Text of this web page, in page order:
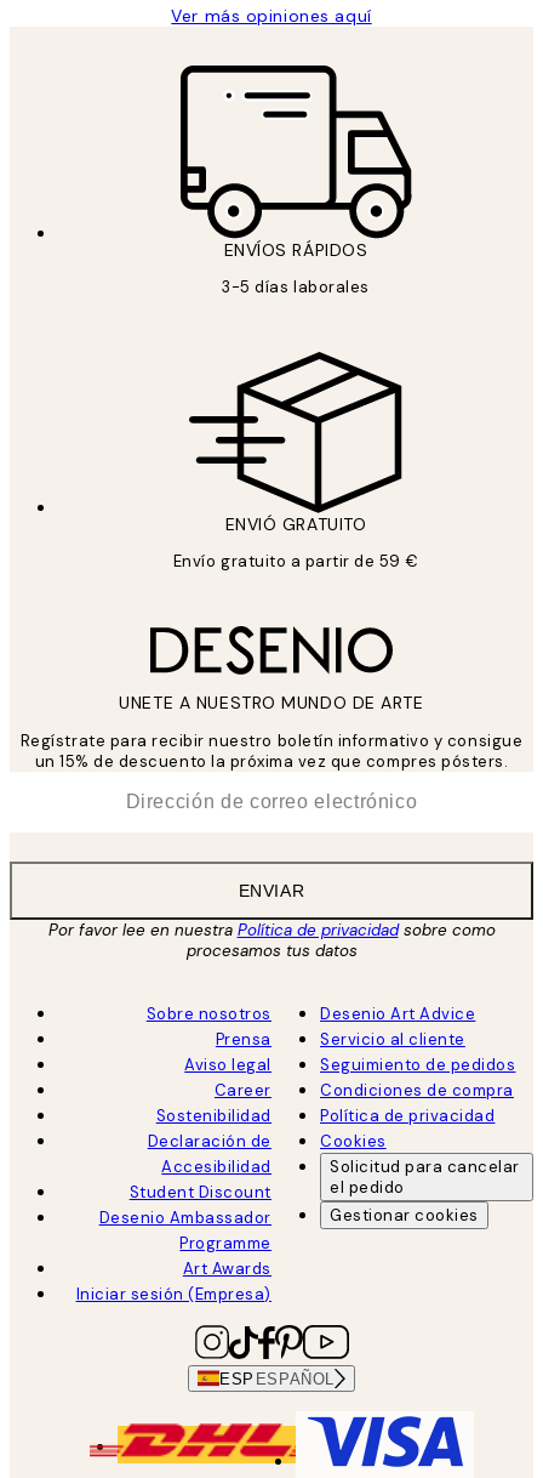
Ver más opiniones aquí
ENVÍOS RÁPIDOS
3-5 días laborales
ENVIÓ GRATUITO
Envío gratuito a partir de 59 €
UNETE A NUESTRO MUNDO DE ARTE
Regístrate para recibir nuestro boletín informativo y consigue
un 15% de descuento la próxima vez que compres pósters.
ENVIAR
Por favor lee en nuestra Política de privacidadsobre como
procesamos tus datos
Sobre nosotros
Prensa
Aviso legal
Career
Sostenibilidad
Declaración de
Accesibilidad
Student Discount
Desenio Ambassador
Programme
Art Awards
Iniciar sesión (Empresa)
Desenio Art Advice
Servicio al cliente
Seguimiento de pedidos
Condiciones de compra
Política de privacidad
Cookies
Solicitud para cancelar
el pedido
Gestionar cookies
ESP ESPAÑOL